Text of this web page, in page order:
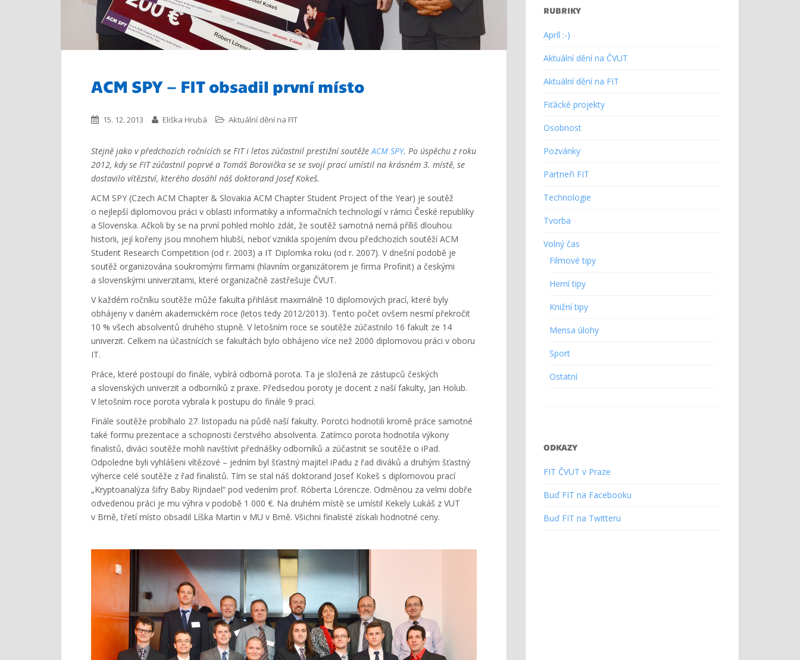
ACM SPY – FIT obsadil první místo
15. 12. 2013 Eliška Hrubá Aktuální dění na FIT
Stejně jako v předchozích ročnících se FIT i letos zúčastnil prestižní soutěžeACM SPY. Po úspěchu z roku
2012, kdy se FIT zúčastnil poprvé a Tomáš Borovička se se svojí prací umístil na krásném 3. místě, se
dostavilo vítězství, kterého dosáhl náš doktorand Josef Kokeš.
ACM SPY (Czech ACM Chapter & Slovakia ACM Chapter Student Project of the Year) je soutěž
o nejlepší diplomovou práci v oblasti informatiky a informačních technologií v rámci České republiky
a Slovenska. Ačkoli by se na první pohled mohlo zdát, že soutěž samotná nemá příliš dlouhou
historii, její kořeny jsou mnohem hlubší, neboť vznikla spojením dvou předchozích soutěží ACM
Student Research Competition (od r. 2003) a IT Diplomka roku (od r. 2007). V dnešní podobě je
soutěž organizována soukromými firmami (hlavním organizátorem je firma Profinit) a českými
a slovenskými univerzitami, které organizačně zastřešuje ČVUT.
V každém ročníku soutěže může fakulta přihlásit maximálně 10 diplomových prací, které byly
obhájeny v daném akademickém roce (letos tedy 2012/2013). Tento počet ovšem nesmí překročit
10 % všech absolventů druhého stupně. V letošním roce se soutěže zúčastnilo 16 fakult ze 14
univerzit. Celkem na účastnících se fakultách bylo obhájeno více než 2000 diplomovou práci v oboru
IT.
Práce, které postoupí do finále, vybírá odborná porota. Ta je složená ze zástupců českých
a slovenských univerzit a odborníků z praxe. Předsedou poroty je docent z naší fakulty, Jan Holub.
V letošním roce porota vybrala k postupu do finále 9 prací.
Finále soutěže probíhalo 27. listopadu na půdě naší fakulty. Porotci hodnotili kromě práce samotné
také formu prezentace a schopnosti čerstvého absolventa. Zatímco porota hodnotila výkony
finalistů, diváci soutěže mohli navštívit přednášky odborníků a zúčastnit se soutěže o iPad.
Odpoledne byli vyhlášeni vítězové – jedním byl šťastný majitel iPadu z řad diváků a druhým šťastný
výherce celé soutěže z řad finalistů. Tím se stal náš doktorand Josef Kokeš s diplomovou prací
„Kryptoanalýza šifry Baby Rijndael“ pod vedením prof. Róberta Lórencze. Odměnou za velmi dobře
odvedenou práci je mu výhra v podobě 1 000 €. Na druhém místě se umístil Kekely Lukáš z VUT
v Brně, třetí místo obsadil Líška Martin v MU v Brně. Všichni finalisté získali hodnotné ceny.
RUBRIKY
Apríl :-)
Aktuální dění na ČVUT
Aktuální dění na FIT
Fiťácké projekty
Osobnost
Pozvánky
Partneři FIT
Technologie
Tvorba
Volný čas
Filmové tipy
Herní tipy
Knižní tipy
Mensa úlohy
Sport
Ostatní
ODKAZY
FIT ČVUT v Praze
Buď FIT na Facebooku
Buď FIT na Twitteru